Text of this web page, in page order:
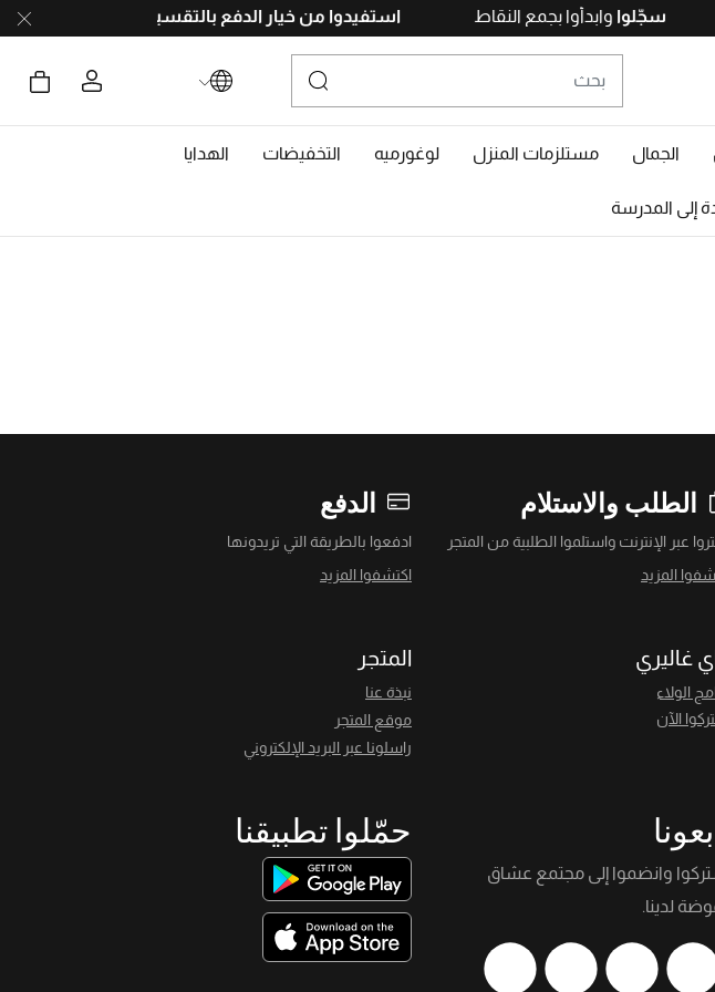
.سجّلواوابدأوا بجمع النقاطاستفيدوا من خيار الدفع بالتقسيط
الجمال مستلزمات المنزل لوغورميه التخفيضات الهدايا
إلى المدرسة
الطلب والاستلام
عبر الإنترنت واستلموا الطلبية من المتجر
المزيد
الدفع
ادفعوا بالطريقة التي تريدونها
اكتشفوا المزيد
غاليري
الولاء
الآن
المتجر
نبذة عنا
موقع المتجر
راسلونا عبر البريد الإلكتروني
وانضموا إلى مجتمع عشاق
لدينا.
حمّلوا تطبيقنا